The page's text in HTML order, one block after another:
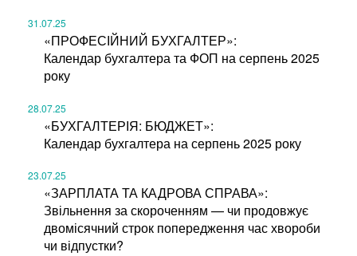
31.07.25
«ПРОФЕСІЙНИЙ БУХГАЛТЕР»:
Календар бухгалтера та ФОП на серпень 2025
року
28.07.25
«БУХГАЛТЕРІЯ: БЮДЖЕТ»:
Календар бухгалтера на серпень 2025 року
23.07.25
«ЗАРПЛАТА ТА КАДРОВА СПРАВА»:
Звільнення за скороченням — чи продовжує
двомісячний строк попередження час хвороби
чи відпустки?